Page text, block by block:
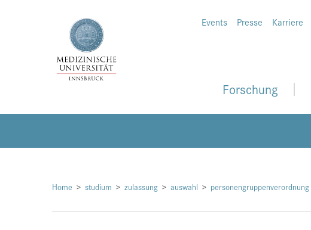
Events Presse Karriere
Forschung
Home studium zulassung auswahl personengruppenverordnung